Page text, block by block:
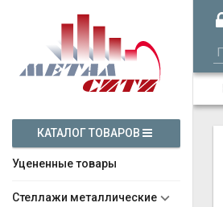
КАТАЛОГ ТОВАРОВ
Уцененные товары
Стеллажи металлические